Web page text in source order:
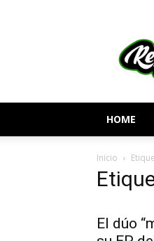
HOME
Inicio
El dúo